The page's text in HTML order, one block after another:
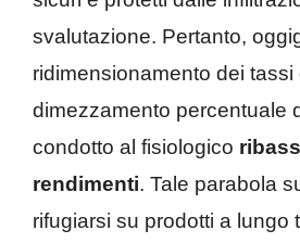
svalutazione. Pertanto,
ridimensionamento dei tassi
dimezzamento percentuale
condotto al fisiologico
rendimenti. Tale parabola
rifugiarsi su prodotti a lungo